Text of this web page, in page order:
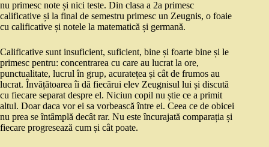
nu primesc note și nici teste. Din clasa a 2a primesc
calificative și la final de semestru primesc un Zeugnis, o foaie
cu calificative și notele la matematică și germană.
Calificative sunt insuficient, suficient, bine și foarte bine și le
primesc pentru: concentrarea cu care au lucrat la ore,
punctualitate, lucrul în grup, acuratețea și cât de frumos au
lucrat. Învățătoarea îi dă fiecărui elev Zeugnisul lui și discută
cu fiecare separat despre el. Niciun copil nu știe ce a primit
altul. Doar daca vor ei sa vorbească între ei. Ceea ce de obicei
nu prea se întâmplă decât rar. Nu este încurajată comparația și
fiecare progresează cum și cât poate.